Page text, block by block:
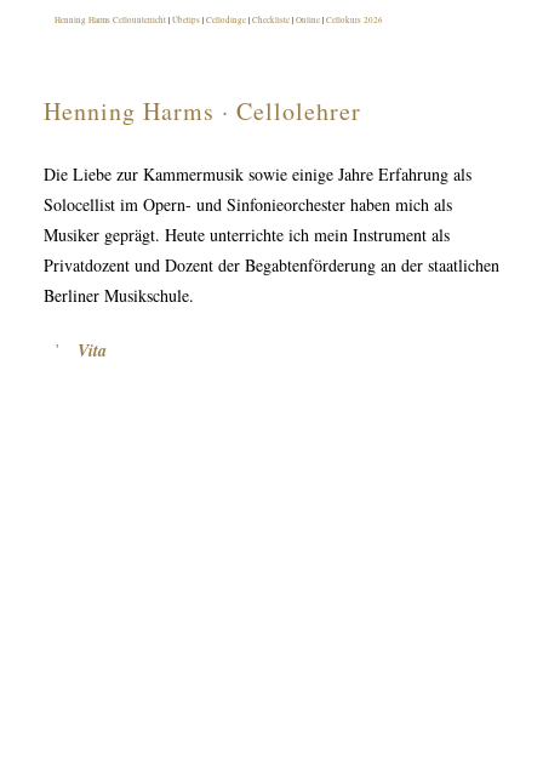
Henning Harms Cellounterricht | Übetips| Cellodinge| Checkliste| Online| Cellokurs 2026
Henning Harms · Cellolehrer
Die Liebe zur Kammermusik sowie einige Jahre Erfahrung als
Solocellist im Opern- und Sinfonieorchester haben mich als
Musiker geprägt. Heute unterrichte ich mein Instrument als
Privatdozent und Dozent der Begabtenförderung an der staatlichen
Berliner Musikschule.
Vita